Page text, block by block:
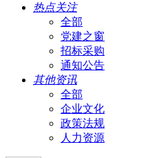
热点关注
全部
党建之窗
招标采购
通知公告
其他资讯
全部
企业文化
政策法规
人力资源